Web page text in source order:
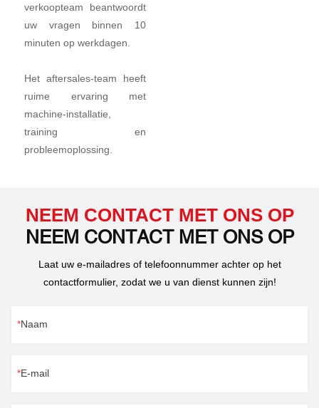
verkoopteam beantwoordt
uw vragen binnen 10
minuten op werkdagen.
Het aftersales-team heeft
ruime ervaring met
machine-installatie,
training en
probleemoplossing.
NEEM CONTACT MET ONS OP
NEEM CONTACT MET ONS OP
Laat uw e-mailadres of telefoonnummer achter op het
contactformulier, zodat we u van dienst kunnen zijn!
Naam
E-mail